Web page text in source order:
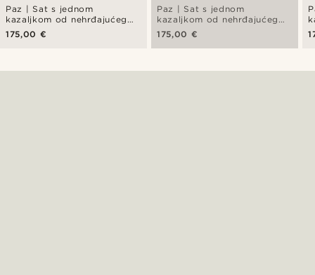
Paz | Sat s jednom
kazaljkom od nehrđajućeg
čelika u plavoj boji
175,00 €
Paz | Sat s jednom
kazaljkom od nehrđajućeg
čelika u crnoj boji
175,00 €